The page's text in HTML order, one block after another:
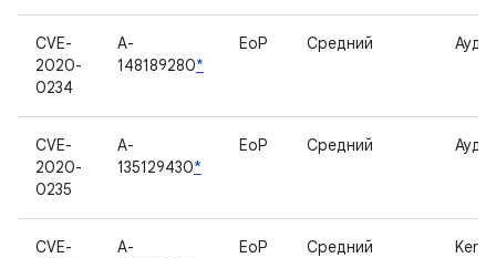
CVE-
2020-
0234
A-
148189280*
EoP Средний
CVE-
2020-
0235
A-
135129430*
EoP Средний
CVE-
A-
EoP Средний